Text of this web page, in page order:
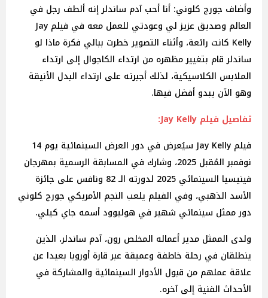
وأضاف جورج كلوني: أنا أحب آدم ساندلر إنه ألطف رجل في
العالم وصديق عزيز لي وعودتي للعمل معه في فيلم Jay
Kelly كانت رائعة، وأثناء التصوير خطرت ببالي فكرة ماذا لو
ساندلر قام بتغيير مظهره من ارتداء الكاجوال إلى ارتداء
الملابس الكلاسيكية، لذلك أجبرته على ارتداء البدل الأنيقة
وهو الآن يبدو أفضل فيها.
تفاصيل فيلم Jay Kelly:
فيلم Jay Kelly سيُعرض في دور العرض السينمائية يوم 14
نوفمبر المُقبل 2025، وشارك في المسابقة الرسمية بمهرجان
فينيسيا السينمائي 2025 لدورته الـ 82 ونافس على جائزة
الأسد الذهبي، وفي الفيلم يلعب النجم الأمريكي جورج كلوني
دور ممثل سينمائي شهير في هوليوود أسمه جاي كيلي.
ولدى الممثل مدير أعماله المخلص رون، آدم ساندلر، الذين
ينطلقان في رحلة خاطفة وعميقة عبر قارة أوروبا بعيدا عن
علاقة عملهم من قبول الأدوار السينمائية والمشاركة في
الأحداث الفنية إلى آخره.